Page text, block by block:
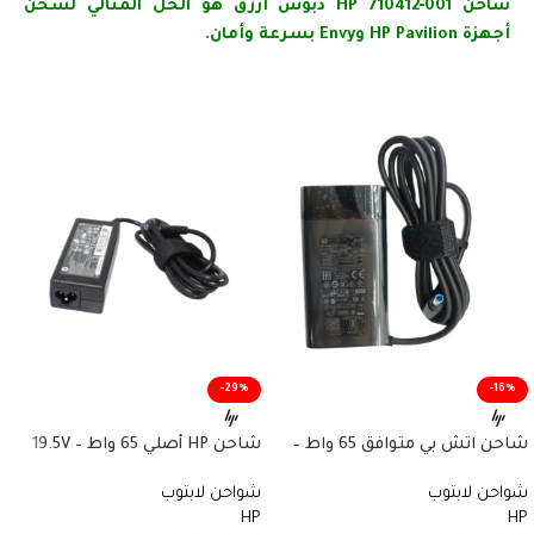
شاحن HP 710412‑001 دبوس أزرق هو الحل المثالي لشحن
أجهزة HP Pavilion وEnvy بسرعة وأمان.
-16%
شاحن اتش بي متوافق 65 واط –
القطعة L24008-001
شواحن لابتوب
HP
-29%
شاحن HP أصلي 65 واط – 19.5V
853605‑001
شواحن لابتوب
HP